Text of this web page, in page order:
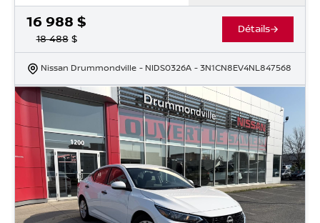
16 988 $
18 488$
Détails
Nissan Drummondville - NIDS0326A - 3N1CN8EV4NL847568